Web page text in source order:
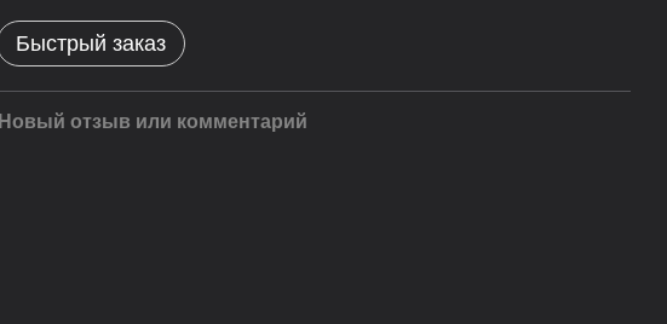
Быстрый заказ
Новый отзыв или комментарий